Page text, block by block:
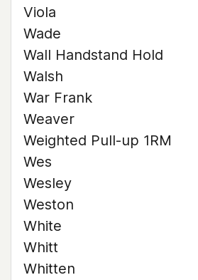
Viola
Wade
Wall Handstand Hold
Walsh
War Frank
Weaver
Weighted Pull-up 1RM
Wes
Wesley
Weston
White
Whitt
Whitten